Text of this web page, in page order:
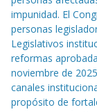
impunidad. El
personas
Legislativos
reformas
noviembre de
canales
propósito de